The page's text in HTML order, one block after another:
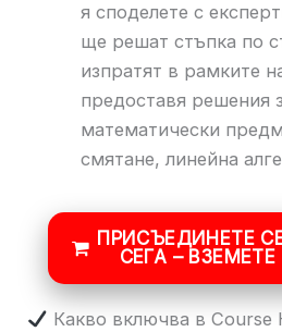
я споделете с
ще решат стъпка по
изпратят в рамките
предоставя решения
математически
смятане, линейна
ПРИСЪЕДИНЕТЕ
СЕГА –
Какво включва в Course